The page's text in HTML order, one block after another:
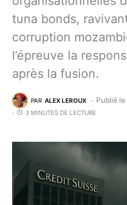
tuna bonds,
corruption
l’épreuve la
après la fusion.
PAR ALEX LEROUX Publié
3 MINUTES DE LECTURE